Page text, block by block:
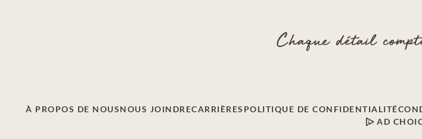
À PROPOS DE NOUSNOUS JOINDRECARRIÈRES POLITIQUE DE CONFIDENTIALITÉ
AD